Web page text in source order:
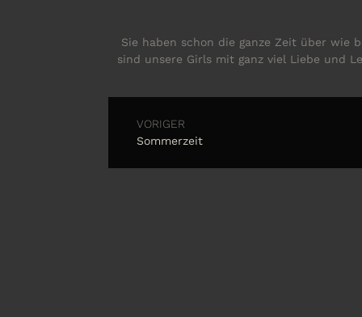
Sie haben schon die ganze Zeit über wie
sind unsere Girls mit ganz viel Liebe und
VORIGER
Sommerzeit